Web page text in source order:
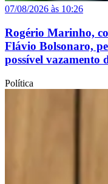
07/08/2026 às 10:26
Rogério Marinho,
Flávio Bolsonaro,
possível vazamento
Política